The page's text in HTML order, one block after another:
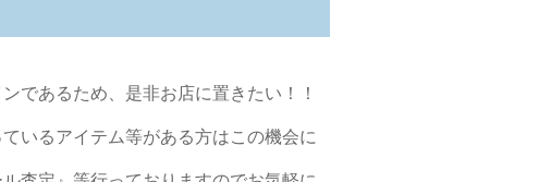
であるため、是非お店に置きたい！！
いるアイテム等がある方はこの機会に